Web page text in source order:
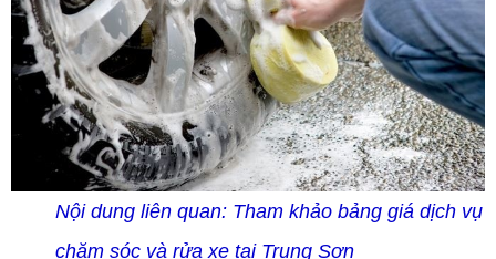
Nội dung liên quan: Tham khảo bảng giá dịch vụ
chăm sóc và rửa xe tại Trung Sơn